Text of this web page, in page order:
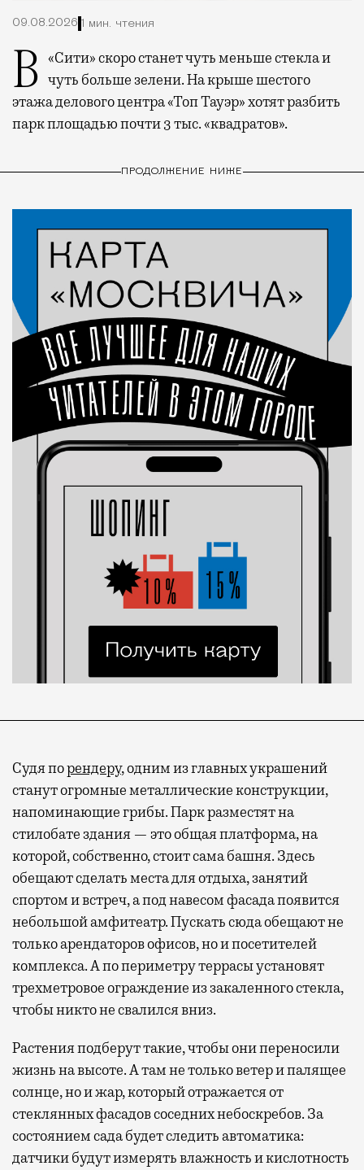
Современный путешественник часто берет
с собой не только чемодан, но и ноутбук.
А ожидание рейса все чаще превращается
не в потерянное время, а в возможность
спокойно закончить дела или спланировать
активности в путешествии, например
забронировать нужные билеты и рестораны.
Бизнес-зал становится местом, где можно
провести переговоры, поработать или просто
выпить кофе, наблюдая сквозь панорамные
окна за тем, как взлетают и садятся
самолеты. В Москве нет недостатка
в лаунжах. В аэропортах их обычно
09.08.2026 1 мин. чтения
В «Сити» скоро станет чуть меньше стекла и чуть больше зелени. На крыше шестого
этажа делового центра «Топ Тауэр» хотят разбить
парк площадью почти 3 тыс. «квадратов».
ПРОДОЛЖЕНИЕ НИЖЕ
Судя порендеру, одним из главных украшений
станут огромные металлические конструкции,
напоминающие грибы. Парк разместят на
стилобате здания — это общая платформа, на
которой, собственно, стоит сама башня. Здесь
обещают сделать места для отдыха, занятий
спортом и встреч, а под навесом фасада появится
небольшой амфитеатр. Пускать сюда обещают не
только арендаторов офисов, но и посетителей
комплекса. А по периметру террасы установят
трехметровое ограждение из закаленного стекла,
чтобы никто не свалился вниз.
Растения подберут такие, чтобы они переносили
жизнь на высоте. А там не только ветер и палящее
солнце, но и жар, который отражается от
стеклянных фасадов соседних небоскребов. За
состоянием сада будет следить автоматика:
датчики будут измерять влажность и кислотность